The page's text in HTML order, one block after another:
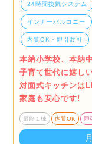
24時間換気システム
インナーバルコニー
内覧OK・即引渡可
本納小学校、本納
子育て世代に嬉し
対面式キッチンは
家庭も安心です!
最終１棟 内覧OK 即